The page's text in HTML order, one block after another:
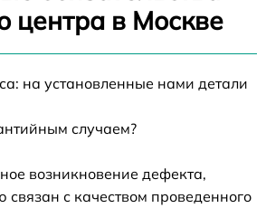
центра в Москве
на установленные нами детали
случаем?
возникновение дефекта,
с качеством проведенного